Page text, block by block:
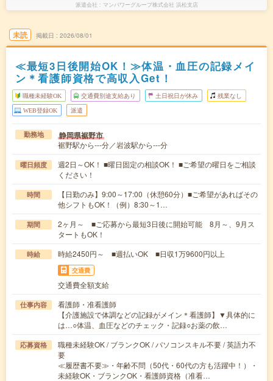
派遣会社 マンパワーグループ株式会社 浜松支店
未読 掲載日 2026/08/01
≪最短3日後開始OK！≫体温・血圧の記録メイ
ン＊看護師資格で高収入Get！
職種未経験OK 交通費別途支給あり 土日祝日が休み 残業なし
WEB登録OK 派遣
勤務地 静岡県裾野市
裾野駅から---分／岩波駅から---分
曜日頻度
週2日～OK！ ■曜日固定の相談OK！ ■ご希望の曜日をご相談
ください！
時間
【日勤のみ】9:00～17:00（休憩60分）■ご希望があればその
他シフトもOK！（例）8:30～1…
期間
2ヶ月～ ■ご応募から最短3日後に開始可能 8月～、9月ス
タートもOK！
時給 時給2450円～ ■週払いOK ■日収1万9600円以上
交通費
交通費全額支給
仕事内容
看護師・准看護師
【介護施設で体調などの記録がメイン＊看護師】▼具体的に
は…○体温、血圧などのチェック・記録○お薬の飲…
応募資格
職種未経験OK / ブランクOK / パソコンスキル不要 / 英語力不
要
≪履歴書不要≫・年齢不問（50代・60代の方も活躍中！）・
未経験OK・ブランクOK・看護師資格（准看…